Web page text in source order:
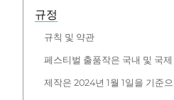
규정
규칙 및 약관
페스티벌 출품작은 국내 및 국
제작은 2024년 1월 1일을 기준